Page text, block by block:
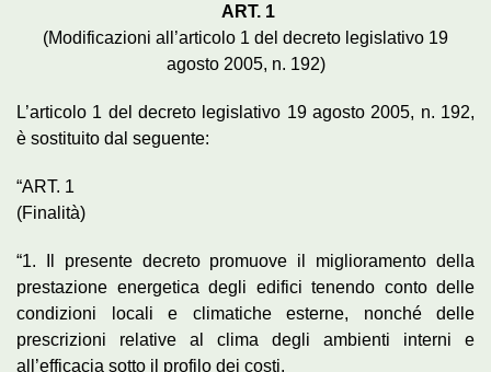
ART. 1
(Modificazioni all’articolo 1 del decreto legislativo 19
agosto 2005, n. 192)
L’articolo 1 del decreto legislativo 19 agosto 2005, n. 192,
è sostituito dal seguente:
“ART. 1
(Finalità)
“1. Il presente decreto promuove il miglioramento della
prestazione energetica degli edifici tenendo conto delle
condizioni locali e climatiche esterne, nonché delle
prescrizioni relative al clima degli ambienti interni e
all’efficacia sotto il profilo dei costi.